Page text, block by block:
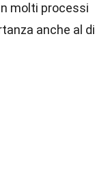
molti processi
anche al di